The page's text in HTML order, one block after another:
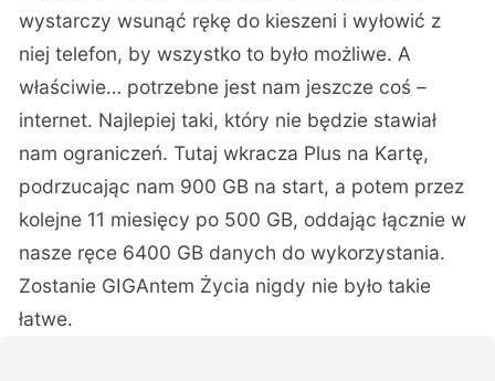
wystarczy wsunąć rękę do kieszeni i wyłowić z
niej telefon, by wszystko to było możliwe. A
właściwie… potrzebne jest nam jeszcze coś –
internet. Najlepiej taki, który nie będzie stawiał
nam ograniczeń. Tutaj wkracza Plus na Kartę,
podrzucając nam 900 GB na start, a potem przez
kolejne 11 miesięcy po 500 GB, oddając łącznie w
nasze ręce 6400 GB danych do wykorzystania.
Zostanie GIGAntem Życia nigdy nie było takie
łatwe.